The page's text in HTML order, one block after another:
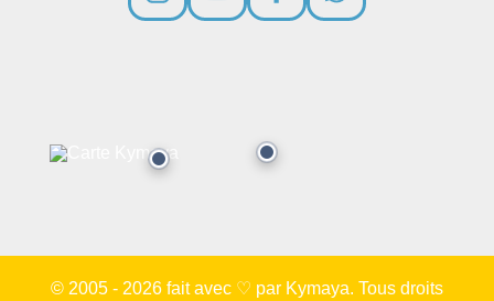
© 2005 - 2026 fait avec ♡ par Kymaya. Tous droits